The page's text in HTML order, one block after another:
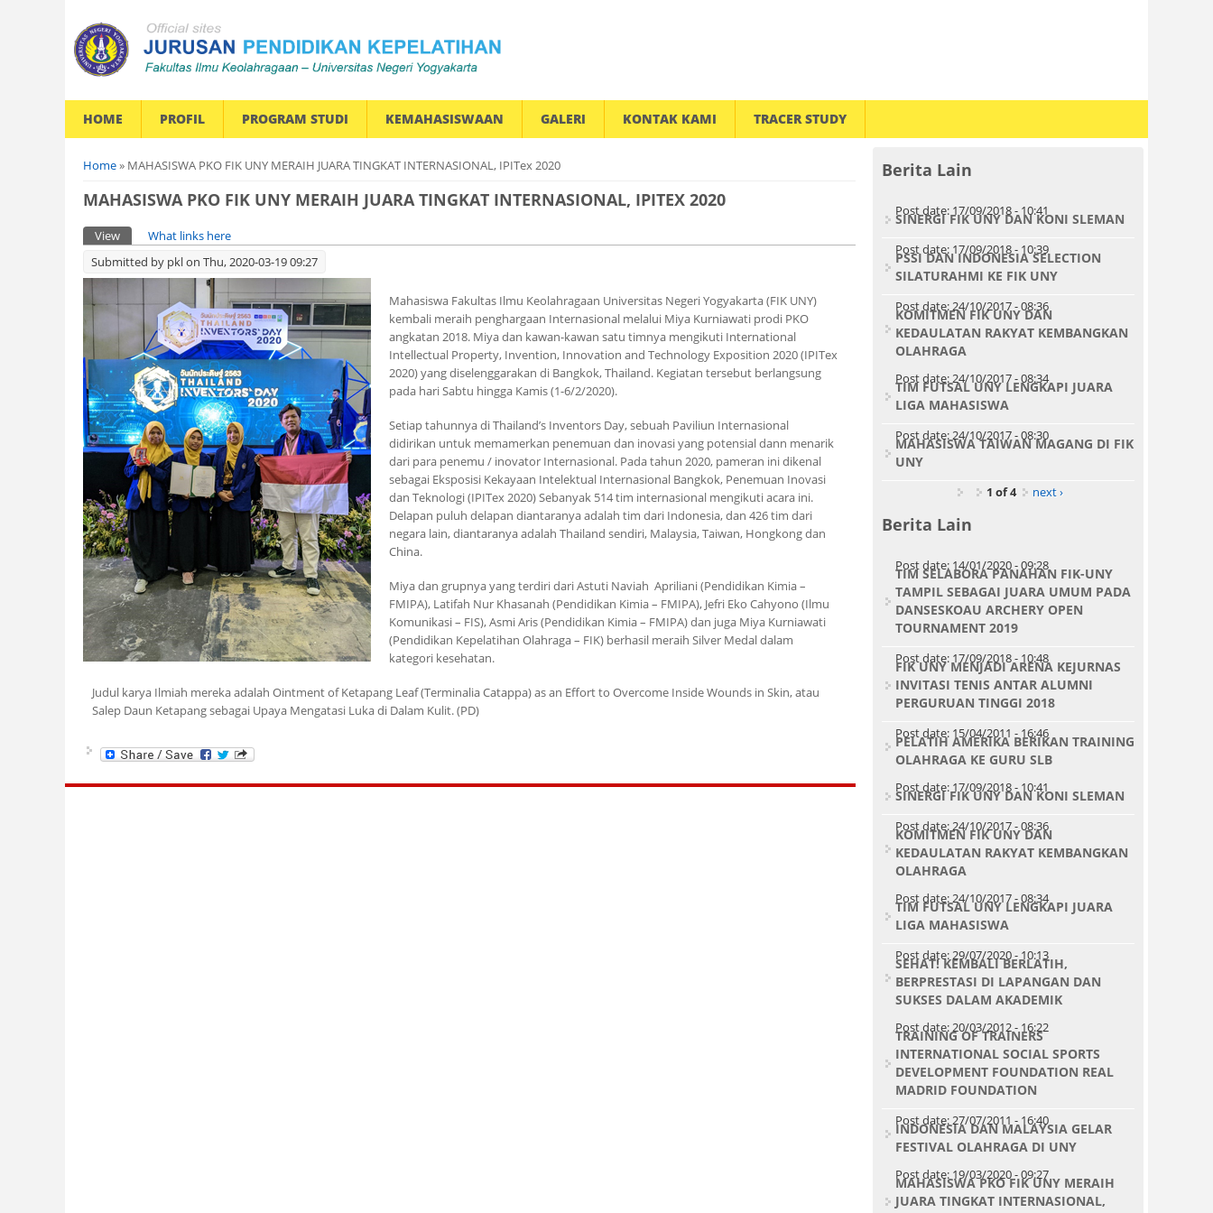
HOME PROFIL PROGRAM STUDI KEMAHASISWAAN GALERI KONTAK KAMI TRACER STUDY
You are here
Home» MAHASISWA PKO FIK UNY MERAIH JUARA TINGKAT INTERNASIONAL, IPITex 2020
MAHASISWA PKO FIK UNY MERAIH JUARA TINGKAT INTERNASIONAL, IPITEX 2020
Primary tabs
View (active tab)
What links here
Submitted by pklon Thu, 2020-03-19 09:27
Mahasiswa Fakultas Ilmu Keolahragaan Universitas Negeri Yogyakarta (FIK UNY)
kembali meraih penghargaan Internasional melalui Miya Kurniawati prodi PKO
angkatan 2018. Miya dan kawan-kawan satu timnya mengikuti International
Intellectual Property, Invention, Innovation and Technology Exposition 2020 (IPITex
2020) yang diselenggarakan di Bangkok, Thailand. Kegiatan tersebut berlangsung
pada hari Sabtu hingga Kamis (1-6/2/2020).
Setiap tahunnya di Thailand’s Inventors Day, sebuah Paviliun Internasional
didirikan untuk memamerkan penemuan dan inovasi yang potensial dann menarik
dari para penemu / inovator Internasional. Pada tahun 2020, pameran ini dikenal
sebagai Eksposisi Kekayaan Intelektual Internasional Bangkok, Penemuan Inovasi
dan Teknologi (IPITex 2020) Sebanyak 514 tim internasional mengikuti acara ini.
Delapan puluh delapan diantaranya adalah tim dari Indonesia, dan 426 tim dari
negara lain, diantaranya adalah Thailand sendiri, Malaysia, Taiwan, Hongkong dan
China.
Miya dan grupnya yang terdiri dari Astuti Naviah Apriliani (Pendidikan Kimia –
FMIPA), Latifah Nur Khasanah (Pendidikan Kimia – FMIPA), Jefri Eko Cahyono (Ilmu
Komunikasi – FIS), Asmi Aris (Pendidikan Kimia – FMIPA) dan juga Miya Kurniawati
(Pendidikan Kepelatihan Olahraga – FIK) berhasil meraih Silver Medal dalam
kategori kesehatan.
Judul karya Ilmiah mereka adalah Ointment of Ketapang Leaf (Terminalia Catappa) as an Effort to Overcome Inside Wounds in Skin, atau
Salep Daun Ketapang sebagai Upaya Mengatasi Luka di Dalam Kulit. (PD)
Berita Lain
Post date: 17/09/2018 - 10:41
SINERGI FIK UNY DAN KONI SLEMAN
Post date: 17/09/2018 - 10:39
PSSI DAN INDONESIA SELECTION
SILATURAHMI KE FIK UNY
Post date:24/10/2017 - 08:36
KOMITMEN FIK UNY DAN
KEDAULATAN RAKYAT KEMBANGKAN
OLAHRAGA
Post date:24/10/2017 - 08:34
TIM FUTSAL UNY LENGKAPI JUARA
LIGA MAHASISWA
Post date:24/10/2017 - 08:30
MAHASISWA TAIWAN MAGANG DI FIK
UNY
1 of 4 next ›
Berita Lain
Post date: 14/01/2020 - 09:28
TIM SELABORA PANAHAN FIK-UNY
TAMPIL SEBAGAI JUARA UMUM PADA
DANSESKOAU ARCHERY OPEN
TOURNAMENT 2019
Post date: 17/09/2018 - 10:48
FIK UNY MENJADI ARENA KEJURNAS
INVITASI TENIS ANTAR ALUMNI
PERGURUAN TINGGI 2018
Post date: 15/04/2011 - 16:46
PELATIH AMERIKA BERIKAN TRAINING
OLAHRAGA KE GURU SLB
Post date: 17/09/2018 - 10:41
SINERGI FIK UNY DAN KONI SLEMAN
Post date:24/10/2017 - 08:36
KOMITMEN FIK UNY DAN
KEDAULATAN RAKYAT KEMBANGKAN
OLAHRAGA
Post date:24/10/2017 - 08:34
TIM FUTSAL UNY LENGKAPI JUARA
LIGA MAHASISWA
Post date:29/07/2020 - 10:13
SEHAT! KEMBALI BERLATIH,
BERPRESTASI DI LAPANGAN DAN
SUKSES DALAM AKADEMIK
Post date:20/03/2012 - 16:22
TRAINING OF TRAINERS
INTERNATIONAL SOCIAL SPORTS
DEVELOPMENT FOUNDATION REAL
MADRID FOUNDATION
Post date:27/07/2011 - 16:40
INDONESIA DAN MALAYSIA GELAR
FESTIVAL OLAHRAGA DI UNY
Post date: 19/03/2020 - 09:27
MAHASISWA PKO FIK UNY MERAIH
JUARA TINGKAT INTERNASIONAL,